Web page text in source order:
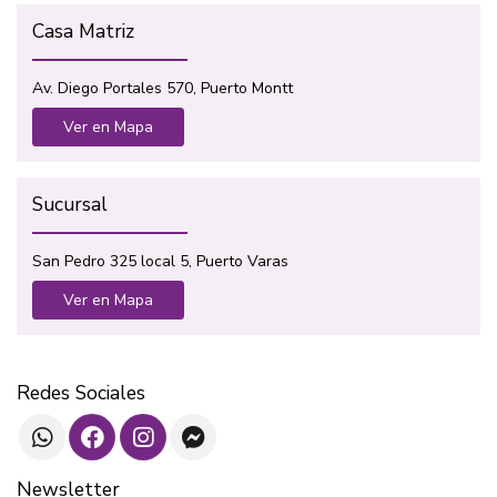
Casa Matriz
Av. Diego Portales 570, Puerto Montt
Ver en Mapa
Sucursal
San Pedro 325 local 5, Puerto Varas
Ver en Mapa
Redes Sociales
Newsletter